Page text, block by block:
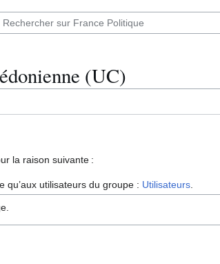
(UC)
la raison suivante :
qu’aux utilisateurs du groupe : Utilisateurs